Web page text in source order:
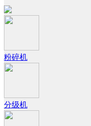
粉碎机
分级机